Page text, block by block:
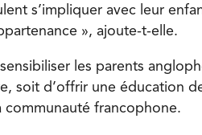
s’impliquer avec leur
», ajoute-t-elle.
les parents
soit d’offrir une éducation
francophone.